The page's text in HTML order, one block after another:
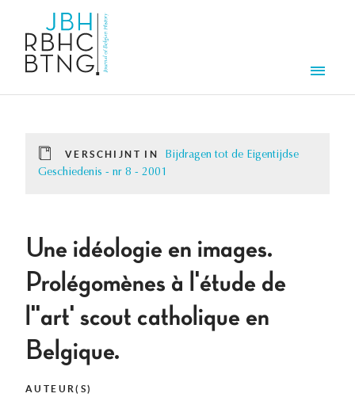
VERSCHIJNT IN
Bijdragen tot de Eigentijdse
Geschiedenis - nr 8 - 2001
Une idéologie en images.
Prolégomènes à l'étude de
l''art' scout catholique en
Belgique.
AUTEUR(S)